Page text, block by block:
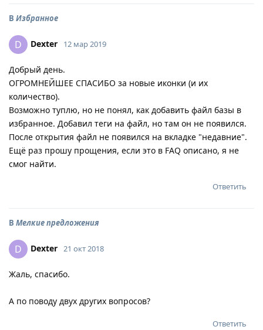
В Избранное
D Dexter 12 мар 2019
Добрый день.
ОГРОМНЕЙШЕЕ СПАСИБО за новые иконки (и их
количество).
Возможно туплю, но не понял, как добавить файл базы в
избранное. Добавил теги на файл, но там он не появился.
После открытия файл не появился на вкладке "недавние".
Ещё раз прошу прощения, если это в FAQ описано, я не
смог найти.
Ответить
В Мелкие предложения
D Dexter 21 окт 2018
Жаль, спасибо.
А по поводу двух других вопросов?
Ответить